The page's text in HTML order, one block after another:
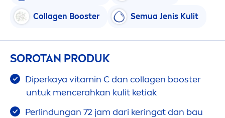
Collagen Booster Semua Jenis Kulit
SOROTAN PRODUK
Diperkaya vitamin C dan collagen booster
untuk mencerahkan kulit ketiak
Perlindungan 72 jam dari keringat dan bau